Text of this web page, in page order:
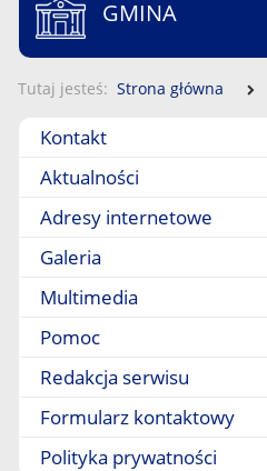
GMINA
Tutaj jesteś Strona główna
Menu boczne
Kontakt
Aktualności
Adresy internetowe
Galeria
Multimedia
Pomoc
Redakcja serwisu
Formularz kontaktowy
Polityka prywatności